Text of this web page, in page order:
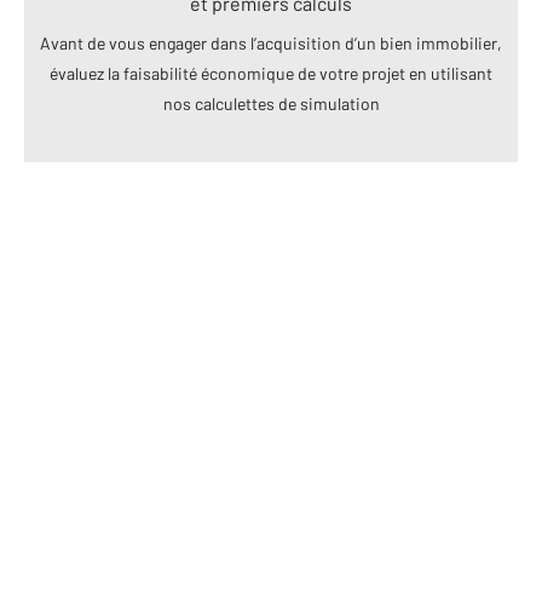
Avant de vous engager dans l’acquisition d’un bien immobilier,
évaluez la faisabilité économique de votre projet en utilisant
nos calculettes de simulation